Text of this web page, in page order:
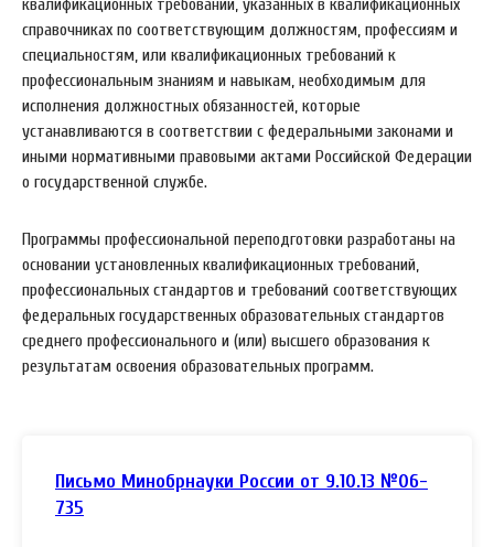
квалификационных требований, указанных в квалификационных
справочниках по соответствующим должностям, профессиям и
специальностям, или квалификационных требований к
профессиональным знаниям и навыкам, необходимым для
исполнения должностных обязанностей, которые
устанавливаются в соответствии с федеральными законами и
иными нормативными правовыми актами Российской Федерации
о государственной службе.
Программы профессиональной переподготовки разработаны на
основании установленных квалификационных требований,
профессиональных стандартов и требований соответствующих
федеральных государственных образовательных стандартов
среднего профессионального и (или) высшего образования к
результатам освоения образовательных программ.
Письмо Минобрнауки России от 9.10.13 №06-
735